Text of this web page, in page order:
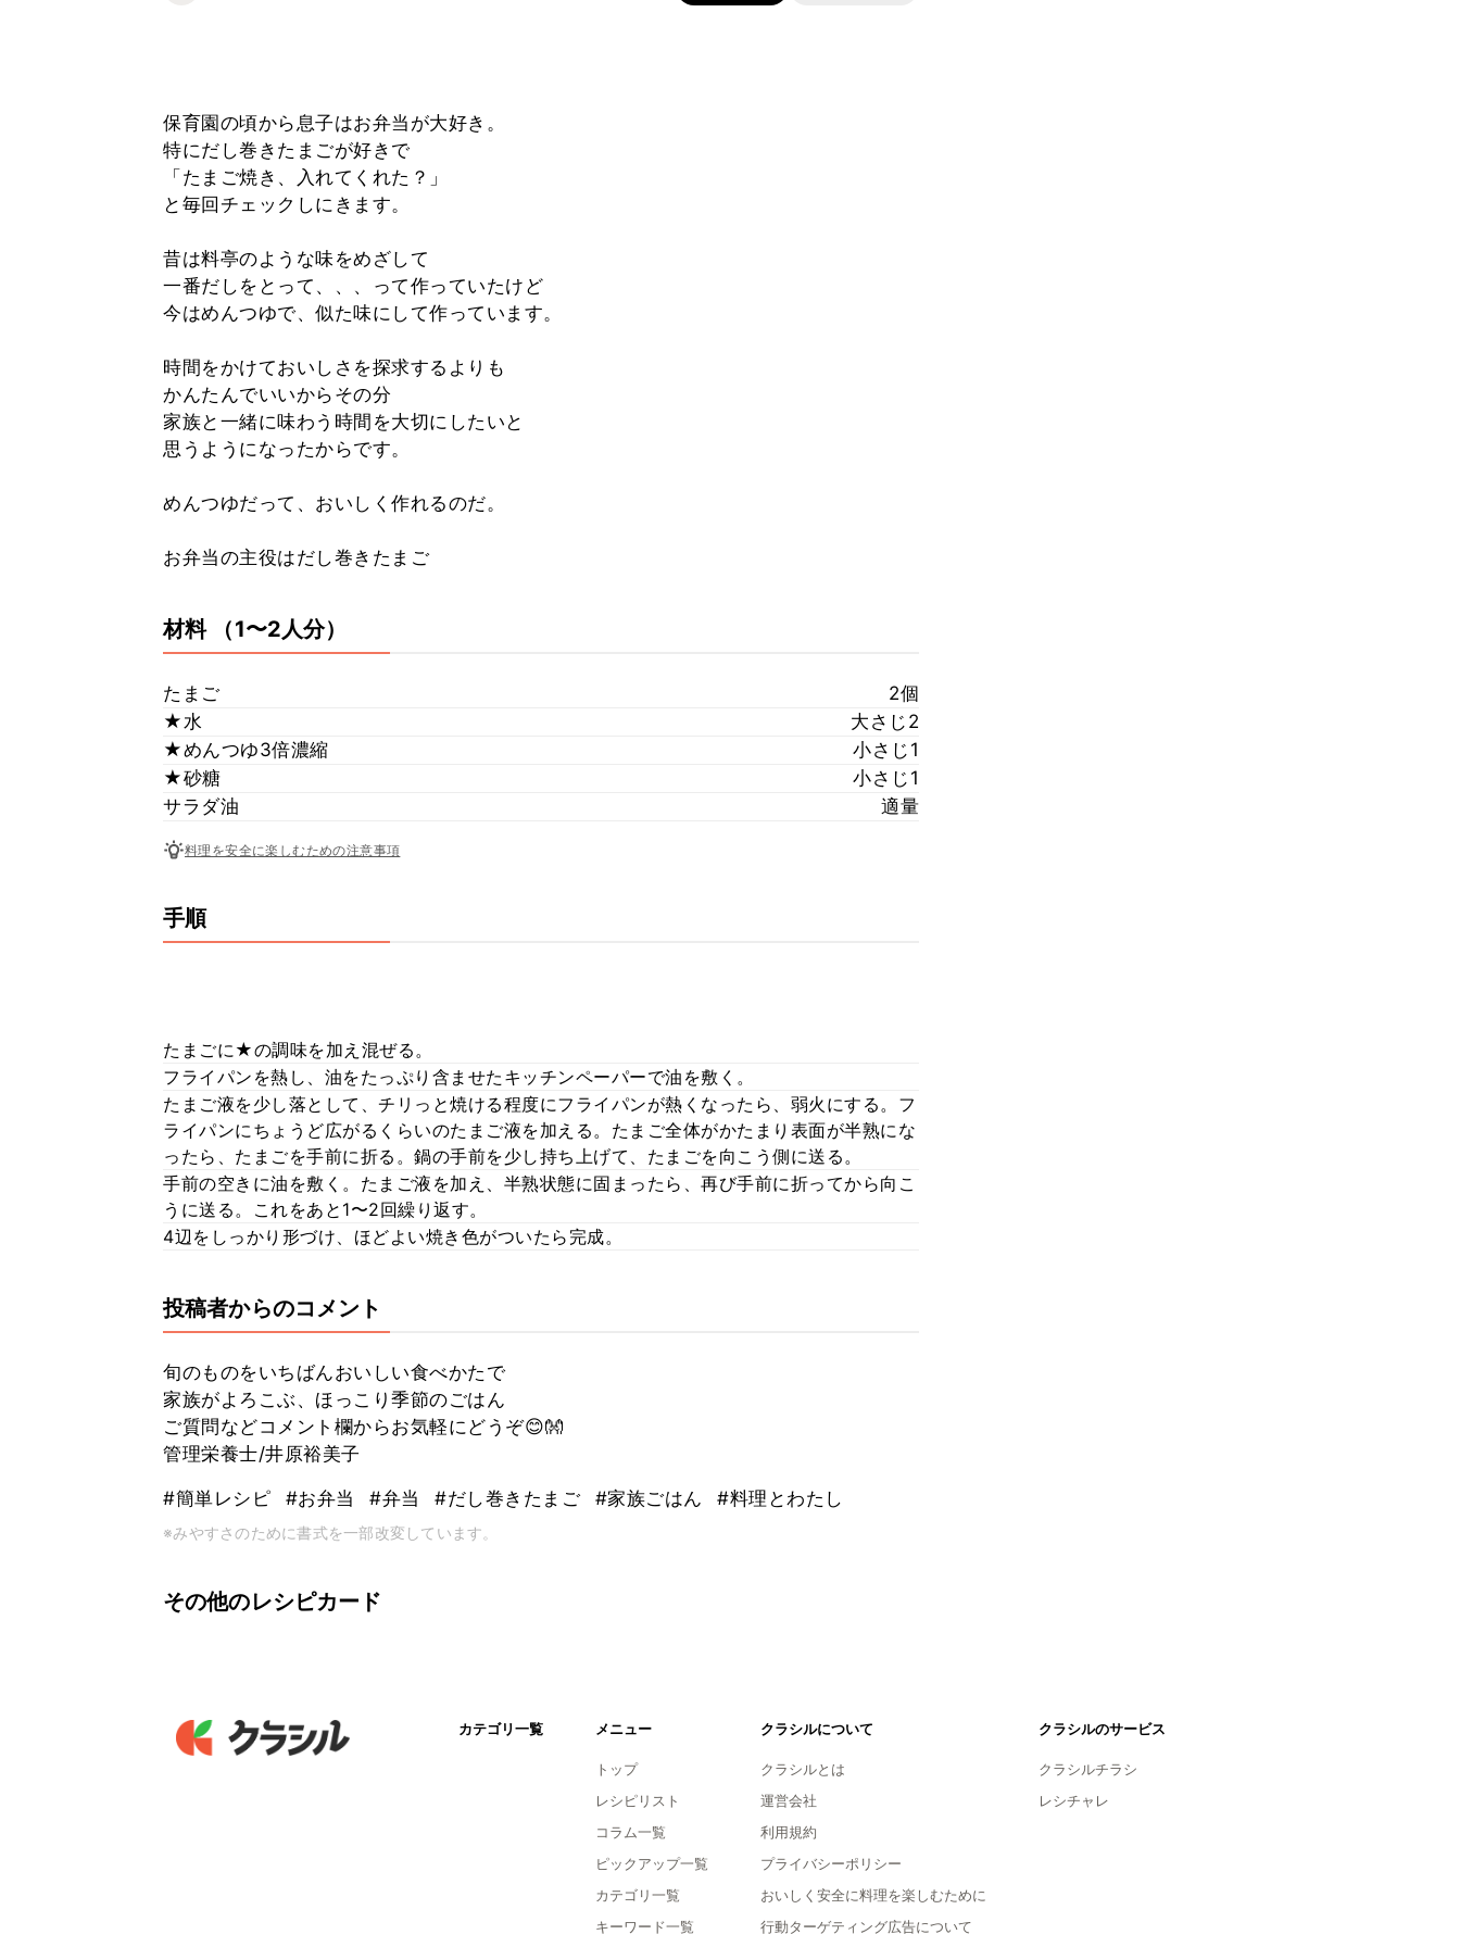
保育園の頃から息子はお弁当が大好き。
特にだし巻きたまごが好きで
「たまご焼き、入れてくれた？」
と毎回チェックしにきます。
昔は料亭のような味をめざして
一番だしをとって、、、って作っていたけど
今はめんつゆで、似た味にして作っています。
時間をかけておいしさを探求するよりも
かんたんでいいからその分
家族と一緒に味わう時間を大切にしたいと
思うようになったからです。
めんつゆだって、おいしく作れるのだ。
お弁当の主役はだし巻きたまご
材料 （1〜2人分）
たまご
2個
★水
大さじ2
★めんつゆ3倍濃縮
小さじ1
★砂糖
小さじ1
サラダ油
適量
料理を安全に楽しむための注意事項
手順
たまごに★の調味を加え混ぜる。
フライパンを熱し、油をたっぷり含ませたキッチンペーパーで油を敷く。
たまご液を少し落として、チリっと焼ける程度にフライパンが熱くなったら、弱火にする。フ
ライパンにちょうど広がるくらいのたまご液を加える。たまご全体がかたまり表面が半熟にな
ったら、たまごを手前に折る。鍋の手前を少し持ち上げて、たまごを向こう側に送る。
手前の空きに油を敷く。たまご液を加え、半熟状態に固まったら、再び手前に折ってから向こ
うに送る。これをあと1〜2回繰り返す。
4辺をしっかり形づけ、ほどよい焼き色がついたら完成。
投稿者からのコメント
旬のものをいちばんおいしい食べかたで
家族がよろこぶ、ほっこり季節のごはん
ご質問などコメント欄からお気軽にどうぞ😊👐
管理栄養士/井原裕美子
#簡単レシピ #お弁当 #弁当 #だし巻きたまご #家族ごはん #料理とわたし
※みやすさのために書式を一部改変しています。
その他のレシピカード
カテゴリ一覧 メニュー
トップ
レシピリスト
コラム一覧
ピックアップ一覧
カテゴリ一覧
キーワード一覧
クラシルについて
クラシルとは
運営会社
利用規約
プライバシーポリシー
おいしく安全に料理を楽しむために
行動ターゲティング広告について
クラシルのサービス
クラシルチラシ
レシチャレ